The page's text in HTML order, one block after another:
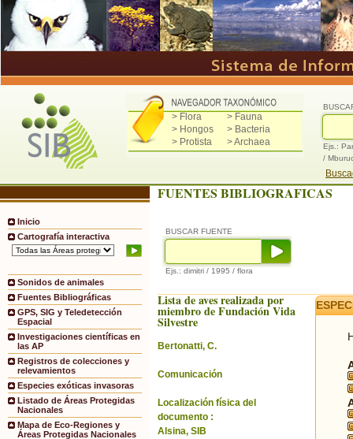
> Flora
> Fauna
> Hongos
> Bacteria
> Protista
> Archaea
Ejs.:
/
Inicio
Cartografía interactiva
Sonidos de animales
Fuentes Bibliográficas
GPS, SIG y Teledetección
Espacial
Investigaciones científicas en
las AP
Registros de colecciones y
relevamientos
Especies exóticas invasoras
Listado de Áreas Protegidas
Nacionales
Mapa de Eco-Regiones y
Áreas Protegidas Nacionales
FUENTES BIBLIOGRAFICAS
BUSCAR FUENTE
Ejs.: dimitri / 1995 / flora
Lista de aves realizada por
miembro de Fundación Vida
Silvestre
Bertonatti, C.
Comunicación
Localización física del
documento :
Alsina, SIB